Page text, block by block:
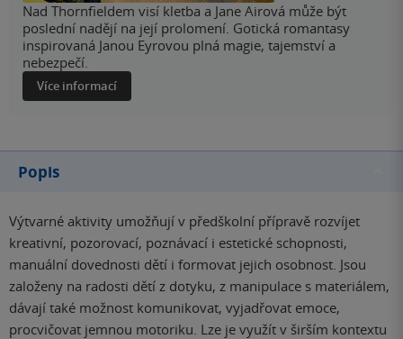
Nad Thornfieldem visí kletba a Jane Airová může být
poslední nadějí na její prolomení. Gotická romantasy
inspirovaná Janou Eyrovou plná magie, tajemství a
nebezpečí.
Více informací
Popis
Výtvarné aktivity umožňují v předškolní přípravě rozvíjet
kreativní, pozorovací, poznávací i estetické schopnosti,
manuální dovednosti dětí i formovat jejich osobnost. Jsou
založeny na radosti dětí z dotyku, z manipulace s materiálem,
dávají také možnost komunikovat, vyjadřovat emoce,
procvičovat jemnou motoriku. Lze je využít v širším kontextu